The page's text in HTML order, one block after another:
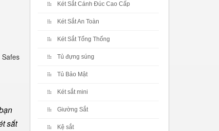
sắt
Két Sắt Cánh Đúc Cao Cấp
Két Sắt An Toàn
Két Sắt Tổng Thống
Tủ đựng súng
Tủ Bảo Mật
Két sắt mini
Giường Sắt
Kệ sắt